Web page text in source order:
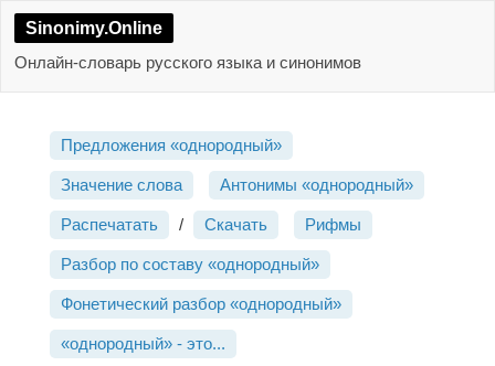
Sinonimy.Online
Онлайн-словарь русского языка и синонимов
Предложения «однородный»
Значение слова Антонимы «однородный»
Распечатать / Скачать Рифмы
Разбор по составу «однородный»
Фонетический разбор «однородный»
«однородный» - это...